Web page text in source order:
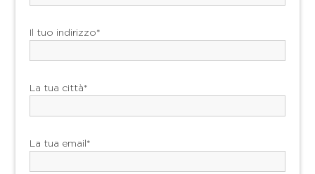
Il tuo indirizzo*
La tua città*
La tua email*